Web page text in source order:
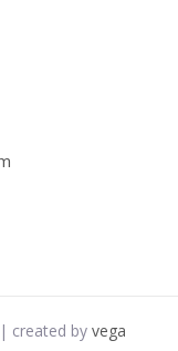
created by vega